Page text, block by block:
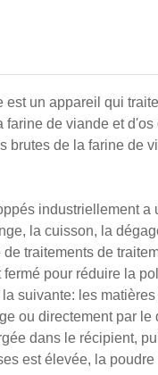
un appareil qui
de viande et
brutes de la farine de
industriellement a
la cuisson, la
traitements de
pour réduire la
suivante: les
ou directement par
dans le récipient,
est élevée, la